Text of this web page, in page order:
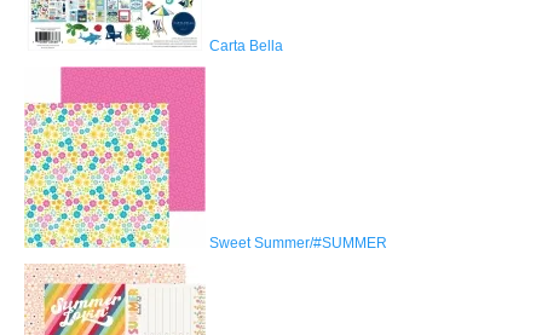
Carta Bella
Sweet Summer/#SUMMER